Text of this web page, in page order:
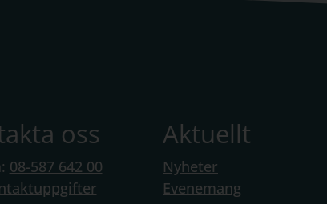
oss
08-587 642 00
Aktuellt
Nyheter
Evenemang